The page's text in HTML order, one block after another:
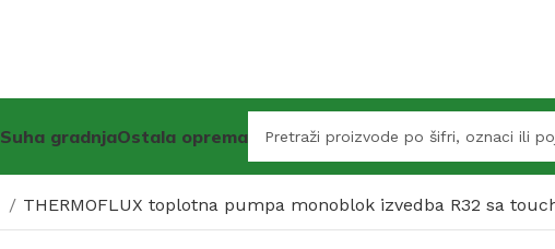
Suha gradnjaOstala oprema
THERMOFLUX toplotna pumpa monoblok izvedba R32 sa